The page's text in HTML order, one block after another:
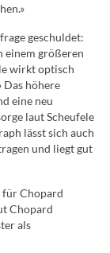
geschuldet:
einem größeren
wirkt optisch
Das höhere
eine neu
laut Scheufele
lässt sich auch
und liegt gut
für Chopard
Chopard
als